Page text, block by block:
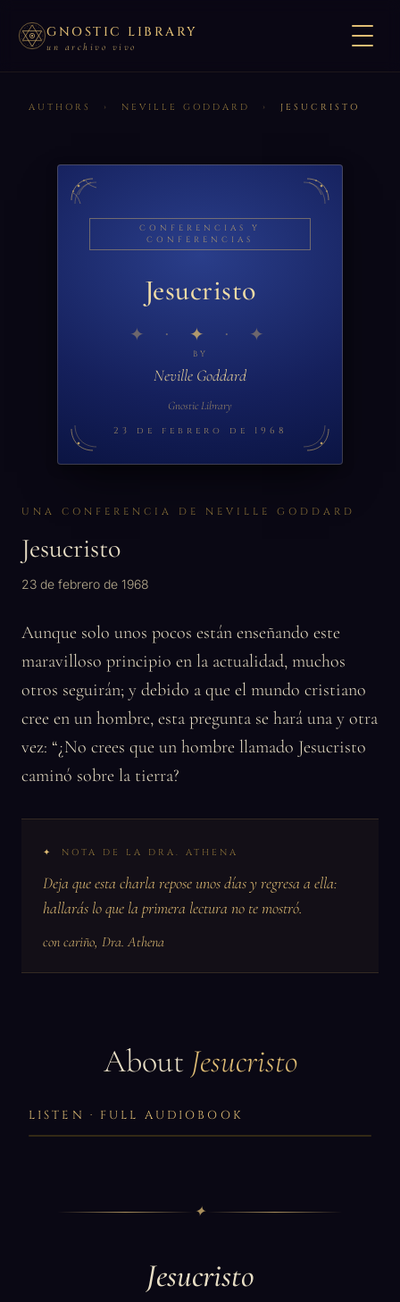
GNOSTIC LIBRARY
un archivo vivo
AUTHORS › NEVILLE GODDARD › JESUCRISTO
CONFERENCIAS Y
CONFERENCIAS
Jesucristo
✦
BY
Neville Goddard
Gnostic Library
23 de febrero de 1968
UNA CONFERENCIA DE NEVILLE GODDARD
Jesucristo
23 de febrero de 1968
Aunque solo unos pocos están enseñando este
maravilloso principio en la actualidad, muchos
otros seguirán; y debido a que el mundo cristiano
cree en un hombre, esta pregunta se hará una y otra
vez: “¿No crees que un hombre llamado Jesucristo
caminó sobre la tierra?
NOTA DE LA DRA. ATHENA
Deja que esta charla repose unos días y regresa a ella:
hallarás lo que la primera lectura no te mostró.
con cariño, Dra. Athena
About Jesucristo
LISTEN · FULL AUDIOBOOK
✦
Jesucristo